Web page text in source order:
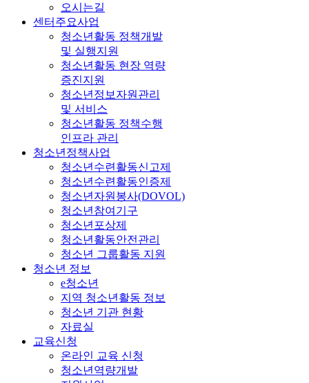
오시는길
센터주요사업
청소년활동 정책개발
및 실행지원
청소년활동 현장 역량
증진지원
청소년정보자원관리
및 서비스
청소년활동 정책수행
인프라 관리
청소년정책사업
청소년수련활동신고제
청소년수련활동인증제
청소년자원봉사(DOVOL)
청소년참여기구
청소년포상제
청소년활동안전관리
청소년 그룹활동 지원
청소년 정보
e청소년
지역 청소년활동 정보
청소년 기관 현황
자료실
교육신청
온라인 교육 신청
청소년역량개발